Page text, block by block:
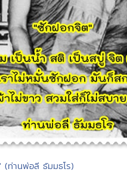
ท่านพ่อลี ธัมมธโร)